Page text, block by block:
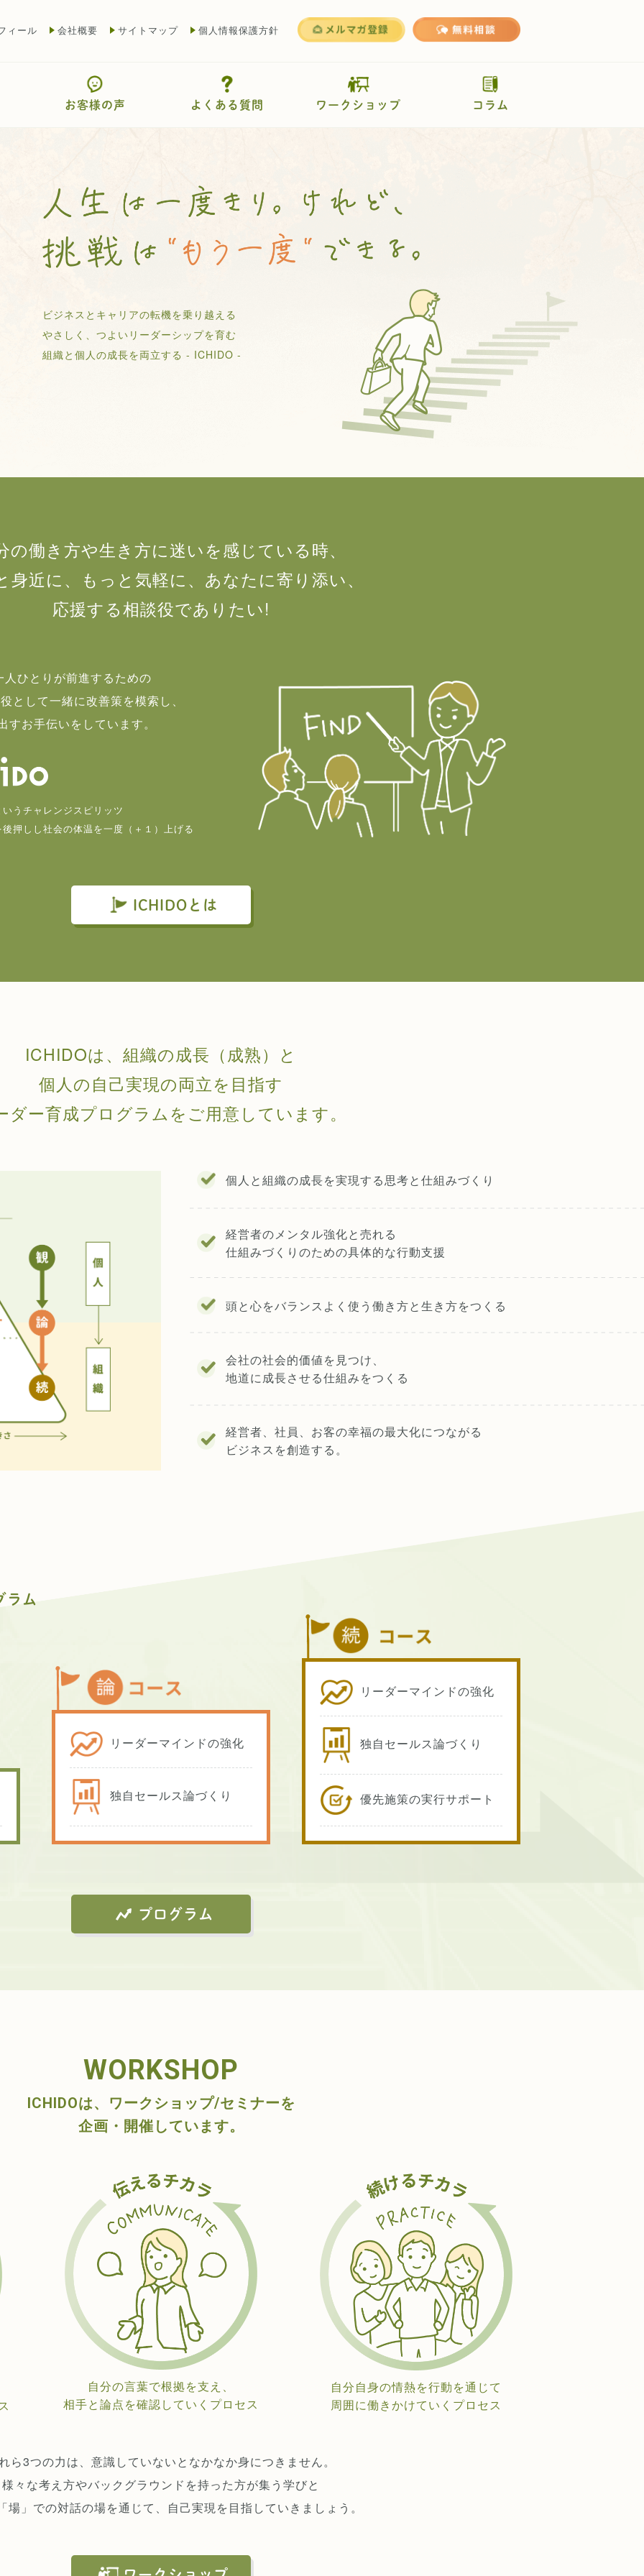
ィール 会社概要 サイトマップ 個人情報保護方針
お客様の声 よくある質問 ワークショップ コラム
ビジネスとキャリアの転機を乗り越える
やさしく、つよいリーダーシップを育む
組織と個人の成長を両立する - ICHIDO -
の働き方や生き方に迷いを感じている時、
身近に、もっと気軽に、あなたに寄り添い、
応援する相談役でありたい!
ひとりが前進するための
として一緒に改善策を模索し、
お手伝いをしています。
うチャレンジスピリッツ
押しし社会の体温を一度（＋１）上げる
ICHIDOとは
ICHIDOは、組織の成長（成熟）と
個人の自己実現の両立を目指す
ダー育成プログラムをご用意しています。
個人と組織の成長を実現する思考と仕組みづくり
経営者のメンタル強化と売れる
仕組みづくりのための具体的な行動支援
頭と心をバランスよく使う 働き方と生き方をつくる
会社の社会的価値を見つけ、
地道に成長させる仕組みをつくる
経営者、社員、お客の幸福の最大化につながる
ビジネスを創造する。
ラム
リーダーマインドの強化
独自セールス論づくり
リーダーマインドの強化
独自セールス論づくり
優先施策の実行サポート
プログラム
WORKSHOP
ICHIDOは、ワークショップ/セミナーを
企画・開催しています。
自分の言葉で根拠を支え、
相手と論点を確認していくプロセス
自分自身の情熱を行動を通じて
周囲に働きかけていくプロセス
ら3つの力は、意識していないとなかなか身につきません。
様々な考え方やバックグラウンドを持った方が集う学びと
場」での対話の場を通じて、自己実現を目指していきましょう。